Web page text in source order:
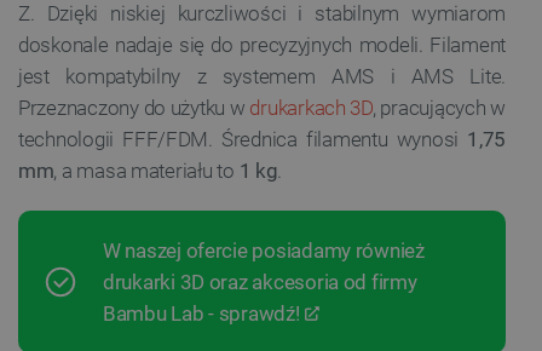
Z. Dzięki niskiej kurczliwości i stabilnym wymiarom
doskonale nadaje się do precyzyjnych modeli. Filament
jest kompatybilny z systemem AMS i AMS Lite.
Przeznaczony do użytku w drukarkach 3D, pracujących w
technologii FFF/FDM. Średnica filamentu wynosi 1,75
mm, a masa materiału to 1 kg.
W naszej ofercie posiadamy również
drukarki 3D oraz akcesoria od firmy
Bambu Lab - sprawdź!